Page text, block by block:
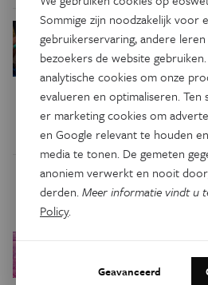
Geschiedenis
en
betekende de
inheemse
Een
kilometer
Sommige zijn noodzakelijk voor
gebruikerservaring, andere
bezoekers de website
analytische cookies om onze
evalueren en optimaliseren. Ten
er marketing cookies om
en Google relevant te houden
media te tonen. De gemeten
anoniem verwerkt en nooit
derden.Meer informatie vindt u
Policy.
Geavanceerd